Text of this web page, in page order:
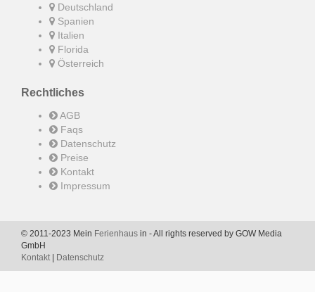
Deutschland
Spanien
Italien
Florida
Österreich
Rechtliches
AGB
Faqs
Datenschutz
Preise
Kontakt
Impressum
© 2011-2023 Mein Ferienhaus in - All rights reserved by GOW Media
GmbH
Kontakt | Datenschutz